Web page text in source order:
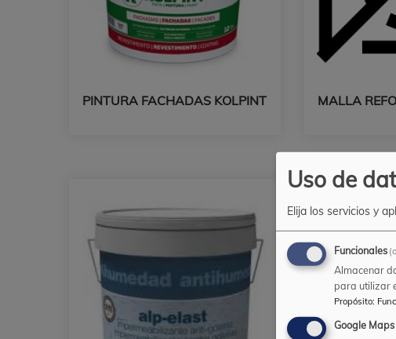
PINTURA FACHADAS KOLPINT MALLA
Uso de
Elija los servicios y
Funcionales
Almacenar
para utilizar
Propósito:
Google Maps